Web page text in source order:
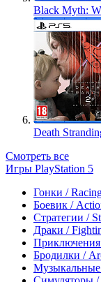
Black Myth:
Death
Смотреть все
Игры PlayStation 5
Гонки /
Боевик /
Стратегии /
Драки /
Бродилки /